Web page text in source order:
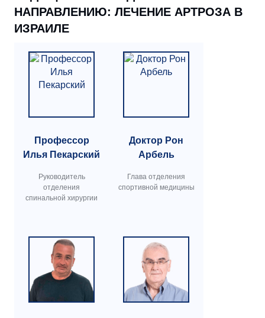
НАПРАВЛЕНИЮ: ЛЕЧЕНИЕ АРТРОЗА В
ИЗРАИЛЕ
Профессор
Илья Пекарский
Руководитель
отделения
спинальной хирургии
Доктор Рон
Арбель
Глава отделения
спортивной медицины